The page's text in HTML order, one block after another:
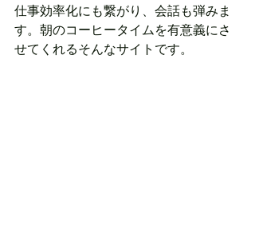
仕事効率化にも繋がり、会話も弾みま
す。朝のコーヒータイムを有意義にさ
せてくれるそんなサイトです。